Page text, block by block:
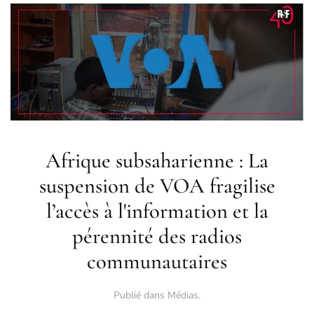
Afrique subsaharienne : La
suspension de VOA fragilise
l’accès à l'information et la
pérennité des radios
communautaires
Publié dans Médias.